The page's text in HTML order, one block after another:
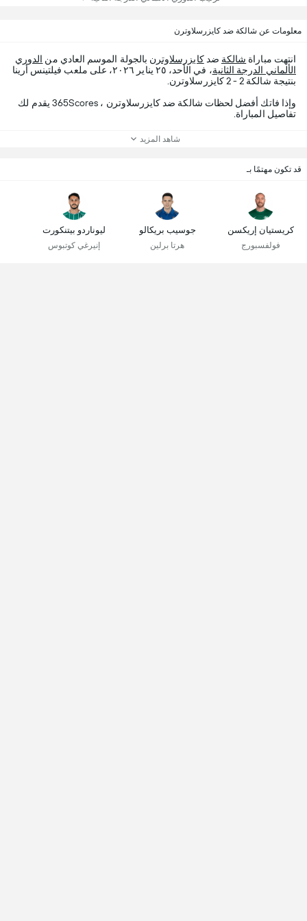
معلومات عن شالكة ضد كايزرسلاوترن
انتهت مباراة شالكة ضدكايزرسلاوترن بالجولة الموسم العادي من الدوري
الألماني الدرجة الثانية
، في الأحد، ٢٥ يناير ٢٠٢٦، على ملعب فيلتينس أرينا
بنتيجة شالكة 2 - 2 كايزرسلاوترن.
وإذا فاتك أفضل لحظات شالكة ضد كايزرسلاوترن ، 365Scores يقدم لك
تفاصيل المباراة.
شاهد المزيد
قد تكون مهتمًا بـ
كريستيان إريكسن
فولفسبورج
جوسيب بريكالو
هرتا برلين
ليوناردو بيتنكورت
إنيرغي كوتبوس